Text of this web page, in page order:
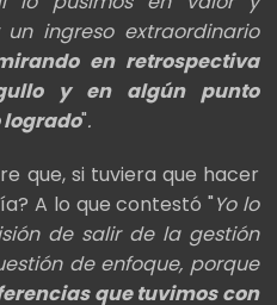
ingreso extraordinario
en retrospectiva
y en algún punto
logrado".
que, si tuviera que hacer
A lo que contestó "Yo lo
de salir de la gestión
de enfoque, porque
que tuvimos con